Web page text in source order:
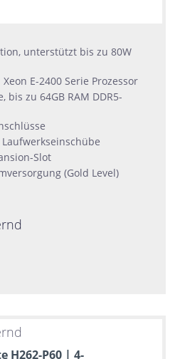
unterstützt bis zu 80W
E-2400 Serie Prozessor
bis zu 64GB RAM DDR5-
Slot
(Gold Level)
H262-P60 | 4-